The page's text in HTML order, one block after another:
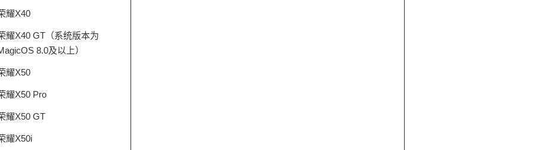
耀X40
耀X40 GT（系统版本为
8.0及以上）
耀X50
耀X50 Pro
耀X50 GT
耀X50i